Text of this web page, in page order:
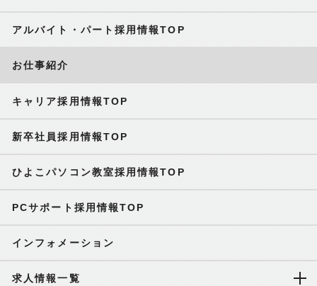
アルバイト・パート採用情報TOP
お仕事紹介
キャリア採用情報TOP
新卒社員採用情報TOP
ひよこパソコン教室採用情報TOP
PCサポート採用情報TOP
インフォメーション
求人情報一覧